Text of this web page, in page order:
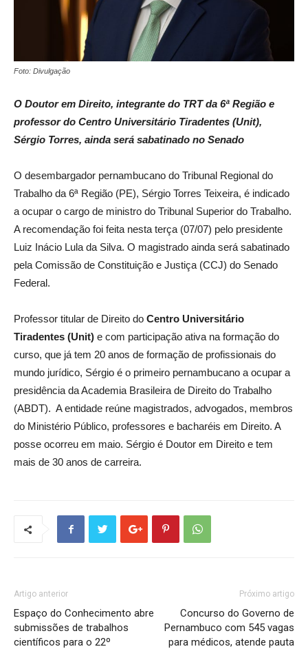
Foto: Divulgação
O Doutor em Direito, integrante do TRT da 6ª Região e
professor do Centro Universitário Tiradentes (Unit),
Sérgio Torres, ainda será sabatinado no Senado
O desembargador pernambucano do Tribunal Regional do
Trabalho da 6ª Região (PE), Sérgio Torres Teixeira, é indicado
a ocupar o cargo de ministro do Tribunal Superior do Trabalho.
A recomendação foi feita nesta terça (07/07) pelo presidente
Luiz Inácio Lula da Silva. O magistrado ainda será sabatinado
pela Comissão de Constituição e Justiça (CCJ) do Senado
Federal.
Professor titular de Direito do Centro Universitário
Tiradentes (Unit) e com participação ativa na formação do
curso, que já tem 20 anos de formação de profissionais do
mundo jurídico, Sérgio é o primeiro pernambucano a ocupar a
presidência da Academia Brasileira de Direito do Trabalho
(ABDT). A entidade reúne magistrados, advogados, membros
do Ministério Público, professores e bacharéis em Direito. A
posse ocorreu em maio. Sérgio é Doutor em Direito e tem
mais de 30 anos de carreira.
Artigo anterior
Espaço do Conhecimento abre
submissões de trabalhos
científicos para o 22º
Próximo artigo
Concurso do Governo de
Pernambuco com 545 vagas
para médicos, atende pauta